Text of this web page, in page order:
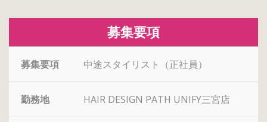
募集要項
募集要項 中途スタイリスト（正社員）
勤務地 HAIR DESIGN PATH UNIFY三宮店